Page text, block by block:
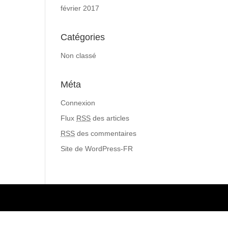
février 2017
Catégories
Non classé
Méta
Connexion
Flux RSS des articles
RSS des commentaires
Site de WordPress-FR